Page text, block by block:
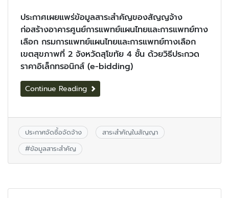
ประกาศเผยแพร่ข้อมูลสาระสำคัญของสัญญจ้าง
ก่อสร้างอาคารศูนย์การแพทย์แผนไทยและการแพทย์ทาง
เลือก กรมการแพทย์แผนไทยและการแพทย์ทางเลือก
เขตสุขภาพที่ 2 จังหวัดสุโขทัย 4 ชั้น ด้วยวิธีประกวด
ราคาอิเล็กทรอนิกส์ (e-bidding)
Continue Reading
ประกาศจัดซื้อจัดจ้าง
สาระสำคัญในสัญญา
#ข้อมูลสาระสำคัญ